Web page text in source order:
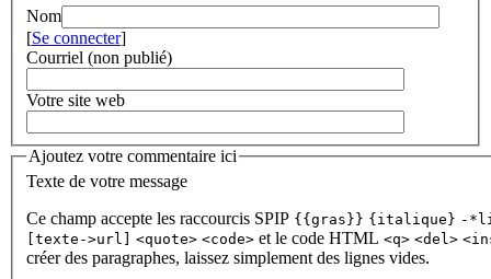
Nom
[Se connecter]
Courriel (non publié)
Votre site web
Ajoutez votre commentaire ici
Texte de votre message
Ce champ accepte les raccourcis SPIP {{gras}} {italique} -
[texte->url]
<quote> <code> et le code HTML <q> <del>
créer des paragraphes, laissez simplement des lignes vides.